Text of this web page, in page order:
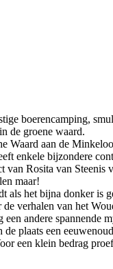
boerencamping,
de groene waard.
aan de
enkele bijzondere
van Rosita van
maar!
als het bijna donker is
verhalen van het
andere spannende
plaats een
een klein bedrag